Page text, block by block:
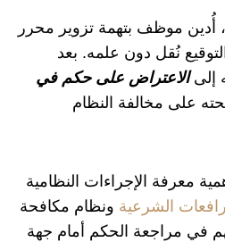
أُدين موظف بتهمة تزوير محرر
نُقل دون علمه. بعد
إلىالاعتراض على حكم في
على مخالفة النظام
معرفة الإجراءات النظامية
الشرعية ونظام مكافحة
في مراجعة الحكم أمام جهة